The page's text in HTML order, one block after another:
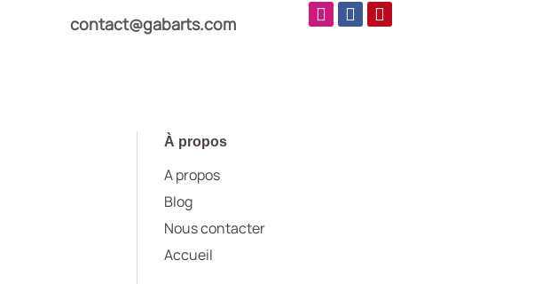
contact@gabarts.com
À propos
A propos
Blog
Nous contacter
Accueil